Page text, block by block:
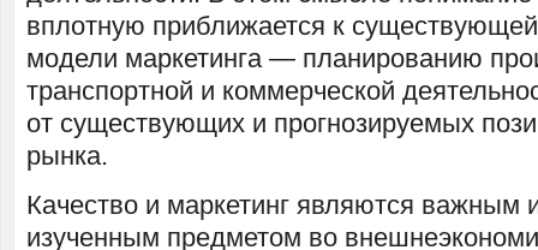
вплотную приближается к
модели маркетинга — планированию
транспортной и коммерческой
от существующих и прогнозируемых
рынка.
Качество и маркетинг являются важным
изученным предметом во